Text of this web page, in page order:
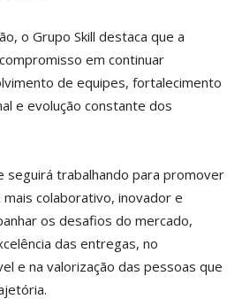
o Grupo Skill destaca que a
em continuar
de equipes, fortalecimento
e evolução constante dos
seguirá trabalhando para promover
colaborativo, inovador e
os desafios do mercado,
das entregas, no
e na valorização das pessoas que